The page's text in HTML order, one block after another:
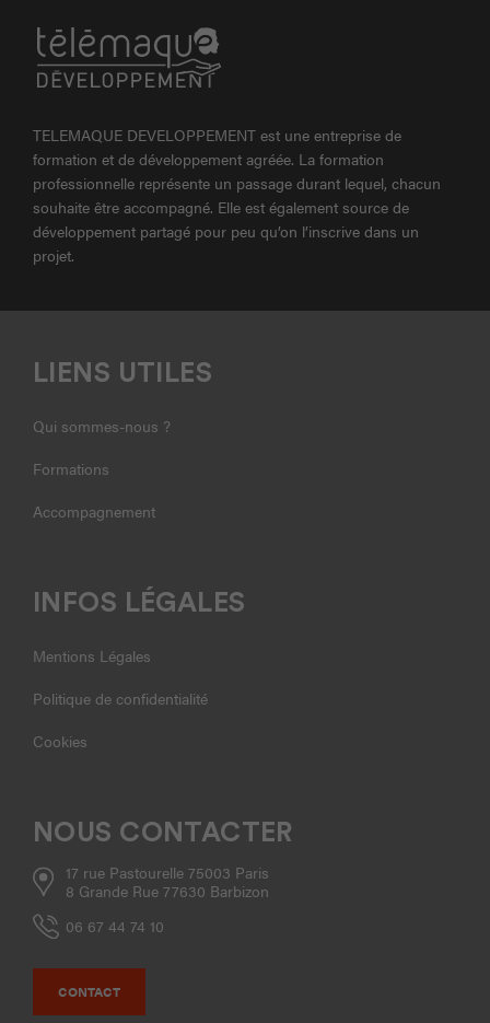
TELEMAQUE DEVELOPPEMENT est une entreprise de
formation et de développement agréée. La formation
professionnelle représente un passage durant lequel, chacun
souhaite être accompagné. Elle est également source de
développement partagé pour peu qu’on l’inscrive dans un
projet.
LIENS UTILES
Qui sommes-nous ?
Formations
Accompagnement
INFOS LÉGALES
Mentions Légales
Politique de confidentialité
Cookies
NOUS CONTACTER
17 rue Pastourelle 75003 Paris
8 Grande Rue 77630 Barbizon
06 67 44 74 10
CONTACT